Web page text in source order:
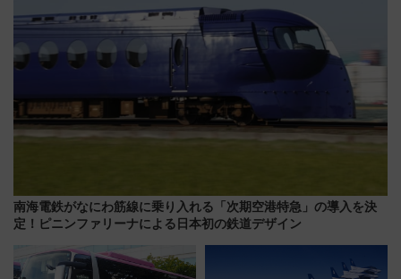
南海電鉄がなにわ筋線に乗り入れる「次期空港特急」の導入を決
定！ピニンファリーナによる日本初の鉄道デザイン